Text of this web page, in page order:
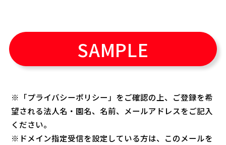
SAMPLE
※「プライバシーポリシー 」をご確認の上、ご登録を希
望される法人名・園名、名前、メールアドレスをご記入
ください。
※ドメイン指定受信を設定している方は、このメールを